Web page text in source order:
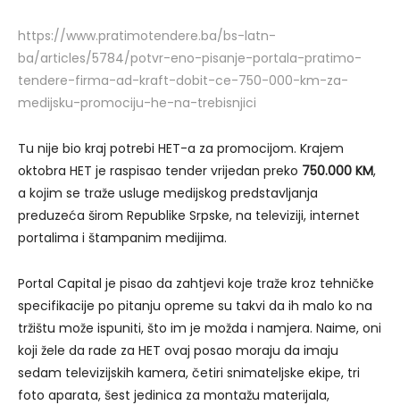
https://www.pratimotendere.ba/bs-latn-
ba/articles/5784/potvr-eno-pisanje-portala-pratimo-
tendere-firma-ad-kraft-dobit-ce-750-000-km-za-
medijsku-promociju-he-na-trebisnjici
Tu nije bio kraj potrebi HET-a za promocijom. Krajem
oktobra HET je raspisao tender vrijedan preko 750.000 KM,
a kojim se traže usluge medijskog predstavljanja
preduzeća širom Republike Srpske, na televiziji, internet
portalima i štampanim medijima.
Portal Capital je pisao da zahtjevi koje traže kroz tehničke
specifikacije po pitanju opreme su takvi da ih malo ko na
tržištu može ispuniti, što im je možda i namjera. Naime, oni
koji žele da rade za HET ovaj posao moraju da imaju
sedam televizijskih kamera, četiri snimateljske ekipe, tri
foto aparata, šest jedinica za montažu materijala,